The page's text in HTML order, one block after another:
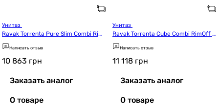
Ravak Torrenta Pure Slim Combi Rim
Off Tornado с сидением Soft Close (R
KUJ100022)
Написать отзыв
10 863 грн
Заказать аналог
О товаре
Ravak Torrenta Cube Combi RimOff с
сиденьем (RKUJ100024)
Написать отзыв
11 118 грн
Заказать аналог
О товаре